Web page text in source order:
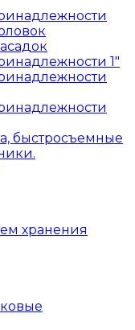
1"
быстросъемные
хранения